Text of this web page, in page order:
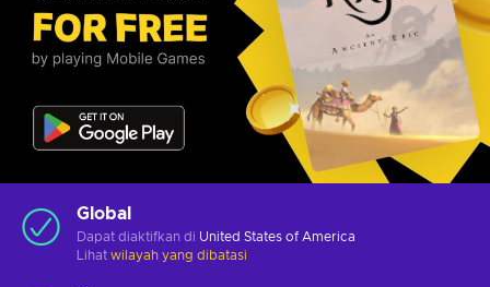
Global
Dapat diaktifkan di United States of America
Lihat wilayah yang dibatasi